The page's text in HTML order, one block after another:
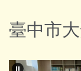
到
主
內
臺中市